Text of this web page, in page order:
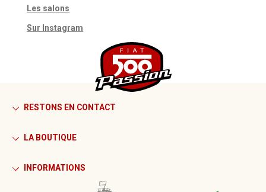
Les salons
Sur Instagram
RESTONS EN CONTACT
LA BOUTIQUE
INFORMATIONS